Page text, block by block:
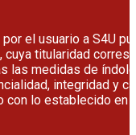
el usuario a S4U
titularidad
las medidas de
integridad y
con lo establecido en